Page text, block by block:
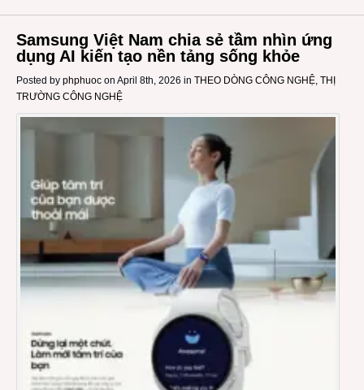
Samsung Việt Nam chia sẻ tầm nhìn ứng
dụng AI kiến tạo nền tảng sống khỏe
Posted by phphuoc on April 8th, 2026 in THEO DÒNG CÔNG NGHỆ THỊ
TRƯỜNG CÔNG NGHỆ